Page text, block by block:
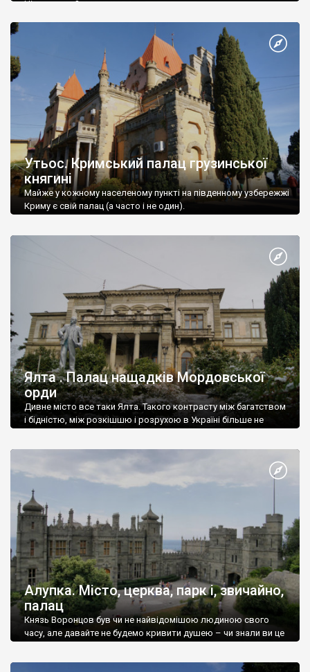
Ніжин греки?
Утьос. Кримський палац грузинської
княгині
Майже у кожному населеному пункті на південному узбережжі
Криму є свій палац (а часто і не один).
Ялта . Палац нащадків Мордовської
орди
Дивне місто все таки Ялта. Такого контрасту між багатством
і бідністю, між розкішшю і розрухою в Україні більше не
Алупка. Місто, церква, парк і, звичайно,
палац
Князь Воронцов був чи не найвідомішою людиною свого
часу, але давайте не будемо кривити душею – чи знали ви це